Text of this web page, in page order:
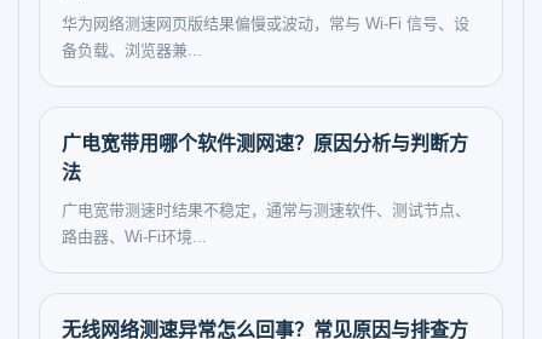
华为网络测速网页版结果偏慢或波动，常与 Wi-Fi 信号、设
备负载、浏览器兼...
广电宽带用哪个软件测网速？原因分析与判断方
法
广电宽带测速时结果不稳定，通常与测速软件、测试节点、
路由器、Wi‑Fi环境...
无线网络测速异常怎么回事？常见原因与排查方